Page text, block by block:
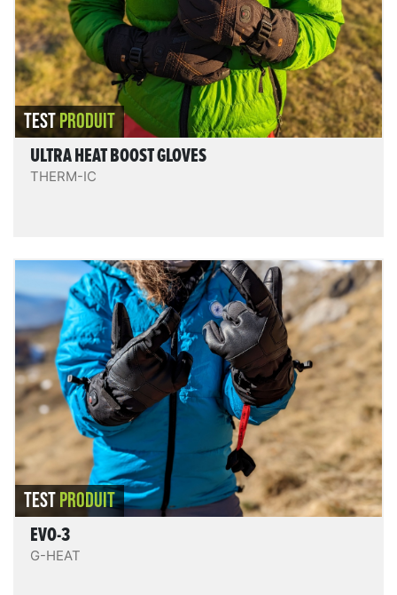
chauffe est modérée et bien ajustable parmi les 3
niveaux de puissance, l’autonomie est plutôt bonne
(et possibilité d’avoir 1,5 x plus avec le kit boost en
option).
LIRE LE TEST
TESTPRODUIT
ULTRA HEAT BOOST GLOVES
THERM-IC
Evo-3
Les Evo-3 sont confortables - le contact du tissu
intérieur est doux et agréable -, pratiques et bien
accessoirisés, aisés à enfiler/enlever, et offrent une
bonne protection même chauffage éteint. Le
chauffage est homogène, de puissance modérée (3
niveaux de puissance), l’autonomie très bonne.
LIRE LE TEST
TESTPRODUIT
EVO-3
G-HEAT